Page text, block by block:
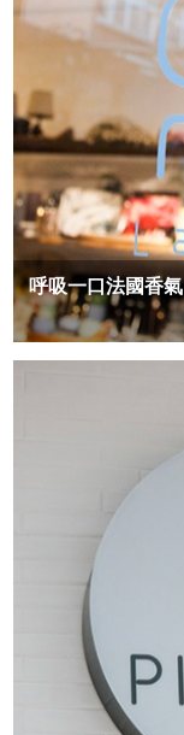
呼吸一口法國香